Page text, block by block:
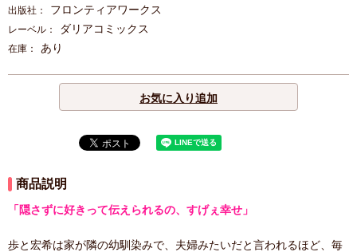
出版社： フロンティアワークス
レーベル： ダリアコミックス
在庫： あり
お気に入り追加
商品説明
「隠さずに好きって伝えられるの、すげぇ幸せ」
歩と宏希は家が隣の幼馴染みで、夫婦みたいだと言われるほど、毎